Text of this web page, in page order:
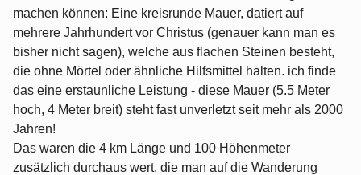
machen können: Eine kreisrunde Mauer, datiert auf
mehrere Jahrhundert vor Christus (genauer kann man es
bisher nicht sagen), welche aus flachen Steinen besteht,
die ohne Mörtel oder ähnliche Hilfsmittel halten. ich finde
das eine erstaunliche Leistung - diese Mauer (5.5 Meter
hoch, 4 Meter breit) steht fast unverletzt seit mehr als 2000
Jahren!
Das waren die 4 km Länge und 100 Höhenmeter
zusätzlich durchaus wert, die man auf die Wanderung